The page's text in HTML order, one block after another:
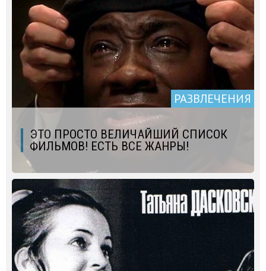
РАЗВЛЕЧЕНИЯ
ЭТО ПРОСТО ВЕЛИЧАЙШИЙ СПИСОК
ФИЛЬМОВ! ЕСТЬ ВСЕ ЖАНРЫ!